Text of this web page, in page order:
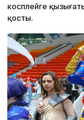
косплейге
қосты.